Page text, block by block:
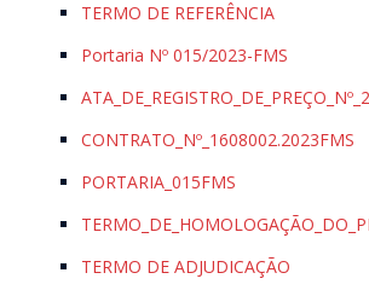
TERMO DE REFERÊNCIA
Portaria Nº 015/2023-FMS
CONTRATO_Nº_1608002.2023FMS
PORTARIA_015FMS
TERMO DE ADJUDICAÇÃO